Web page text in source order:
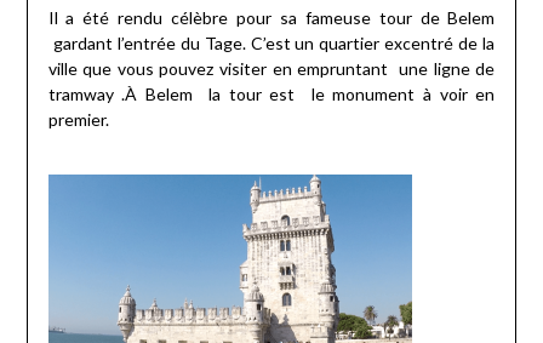
Il a été rendu célèbre pour sa fameuse tour de Belem
gardant l’entrée du Tage. C’est un quartier excentré de la
ville que vous pouvez visiter en empruntant une ligne de
tramway .À Belem la tour est le monument à voir en
premier.